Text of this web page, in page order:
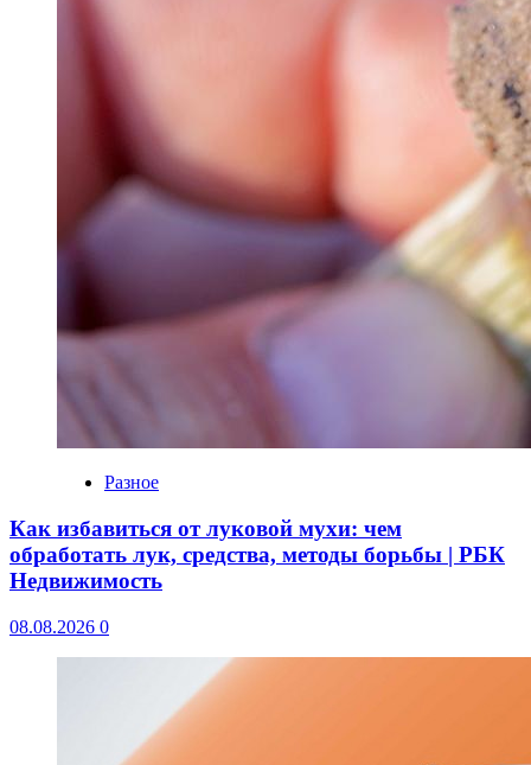
Разное
Как избавиться от луковой мухи: чем
обработать лук, средства, методы борьбы | РБК
Недвижимость
08.08.2026 0